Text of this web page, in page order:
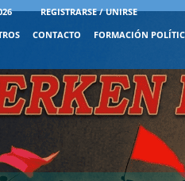
REGISTRARSE / UNIRSE
CONTACTO FORMACIÓN